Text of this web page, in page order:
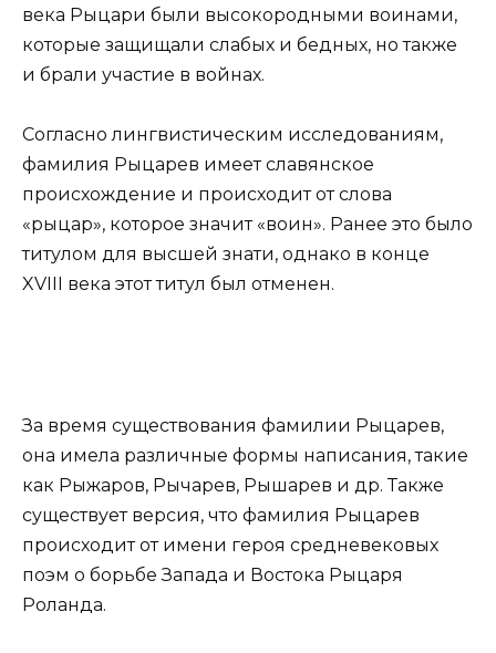
века Рыцари были высокородными воинами,
которые защищали слабых и бедных, но также
и брали участие в войнах.
Согласно лингвистическим исследованиям,
фамилия Рыцарев имеет славянское
происхождение и происходит от слова
«рыцар», которое значит «воин». Ранее это было
титулом для высшей знати, однако в конце
XVIII века этот титул был отменен.
За время существования фамилии Рыцарев,
она имела различные формы написания, такие
как Рыжаров, Рычарев, Рышарев и др. Также
существует версия, что фамилия Рыцарев
происходит от имени героя средневековых
поэм о борьбе Запада и Востока Рыцаря
Роланда.